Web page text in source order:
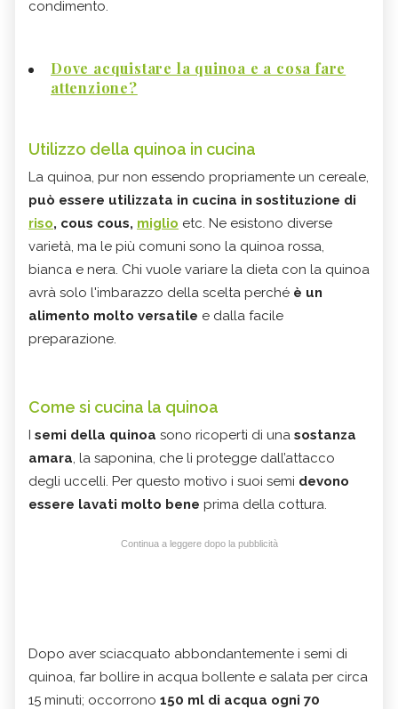
condimento.
Dove acquistare la quinoa e a cosa fare
attenzione?
Utilizzo della quinoa in cucina
La quinoa, pur non essendo propriamente un cereale,
può essere utilizzata in cucina in sostituzione di
riso, cous cous, miglio etc. Ne esistono diverse
varietà, ma le più comuni sono la quinoa rossa,
bianca e nera. Chi vuole variare la dieta con la quinoa
avrà solo l'imbarazzo della scelta perché è un
alimento molto versatile e dalla facile
preparazione.
Come si cucina la quinoa
I semi della quinoa sono ricoperti di una sostanza
amara, la saponina, che li protegge dall’attacco
degli uccelli. Per questo motivo i suoi semi devono
essere lavati molto bene prima della cottura.
Continua a leggere dopo la pubblicità
Dopo aver sciacquato abbondantemente i semi di
quinoa, far bollire in acqua bollente e salata per circa
15 minuti; occorrono 150 ml di acqua ogni 70